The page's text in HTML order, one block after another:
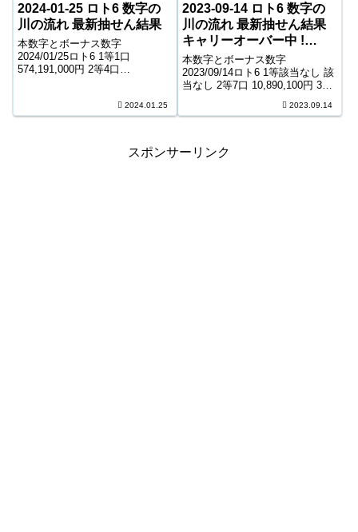
2024-01-25 ロト6 数字の
川の流れ 最新抽せん結果
本数字とボーナス数字
2024/01/25ロト6 1等1口
574,191,000円 2等4口
189,153口 1,000円 キャリーオー
バー ...
2024.01.25
2023-09-14 ロト6 数字の
川の流れ 最新抽せん結果
キャリーオーバー中 !
466,330,270円
本数字とボーナス数字
2023/09/14ロト6 1等該当なし 該
当なし 2等7口 10,890,100円 3等
7,800円 5等179,655口 1,000円
2023.09.14
スポンサーリンク